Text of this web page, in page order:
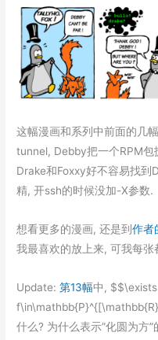
这幅漫画和系列中前面的几
tunnel, Debby把一个RPM包
Drake和Foxxy好不容易找到
精, 开ssh的时候没加-X参数.
想看更多的漫画, 还是到作者
我最喜欢的放上来, 可我每张
Update:第13幅中, $$\exists
什么? 为什么表示”化圆为方”